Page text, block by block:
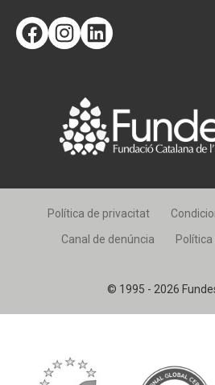
FacebookInstagram
LinkedIn
© 1995 - 2026
Política de privacitat
Canal de denúncia
Política